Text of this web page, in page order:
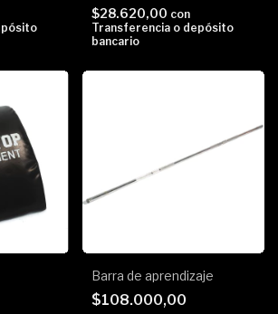
$28.620,00 con
Transferencia o depósito
bancario
Barra de aprendizaje
$108.000,00